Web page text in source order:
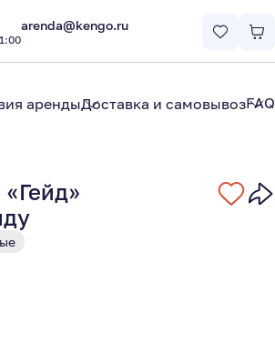
arenda@kengo.ru
арендыДоставка и самовывозFAQ